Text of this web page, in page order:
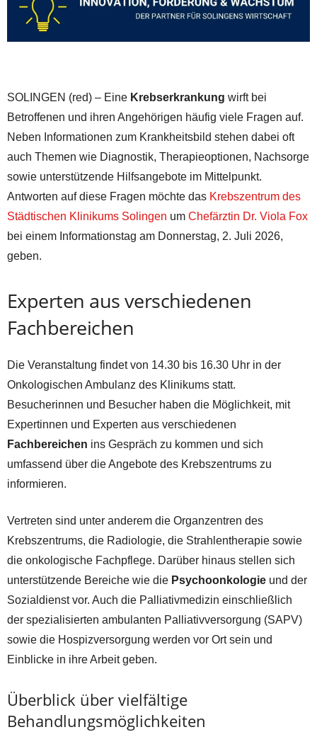
SOLINGEN (red) – Eine Krebserkrankung wirft bei
Betroffenen und ihren Angehörigen häufig viele Fragen auf.
Neben Informationen zum Krankheitsbild stehen dabei oft
auch Themen wie Diagnostik, Therapieoptionen, Nachsorge
sowie unterstützende Hilfsangebote im Mittelpunkt.
Antworten auf diese Fragen möchte das Krebszentrum des
Städtischen Klinikums Solingen um Chefärztin Dr. Viola Fox
bei einem Informationstag am Donnerstag, 2. Juli 2026,
geben.
Experten aus verschiedenen
Fachbereichen
Die Veranstaltung findet von 14.30 bis 16.30 Uhr in der
Onkologischen Ambulanz des Klinikums statt.
Besucherinnen und Besucher haben die Möglichkeit, mit
Expertinnen und Experten aus verschiedenen
Fachbereichen ins Gespräch zu kommen und sich
umfassend über die Angebote des Krebszentrums zu
informieren.
Vertreten sind unter anderem die Organzentren des
Krebszentrums, die Radiologie, die Strahlentherapie sowie
die onkologische Fachpflege. Darüber hinaus stellen sich
unterstützende Bereiche wie die Psychoonkologie und der
Sozialdienst vor. Auch die Palliativmedizin einschließlich
der spezialisierten ambulanten Palliativversorgung (SAPV)
sowie die Hospizversorgung werden vor Ort sein und
Einblicke in ihre Arbeit geben.
Überblick über vielfältige
Behandlungsmöglichkeiten